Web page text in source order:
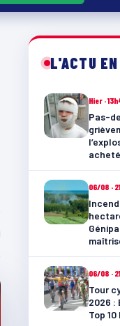
L'ACTU
Hier ·
Pas-
06/08 ·
06/08 ·
Tour
2026 :
Top